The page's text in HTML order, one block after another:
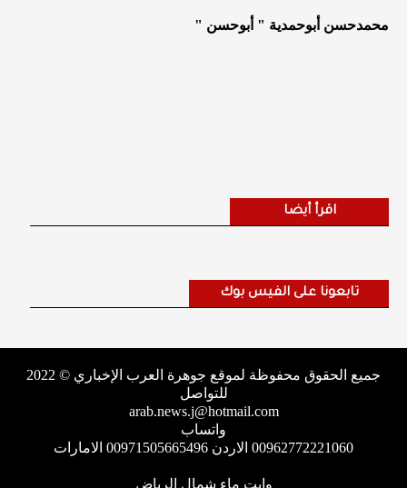
محمدحسن أبوحمدية " أبوحسن "
اقرأ أيضا
تابعونا على الفيس بوك
جميع الحقوق محفوظة لموقع جوهرة العرب الإخباري © 2022
للتواصل
arab.news.j@hotmail.com
واتساب
00962772221060 الاردن 00971505665496 الامارات
وايت ماء شمال الرياض